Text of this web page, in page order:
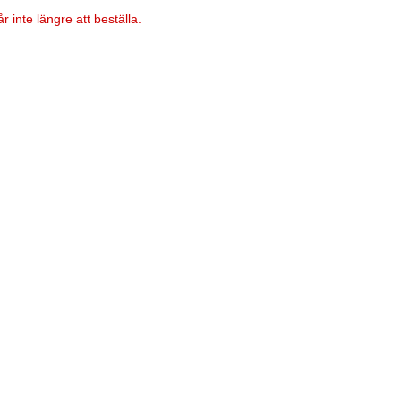
inte längre att beställa.